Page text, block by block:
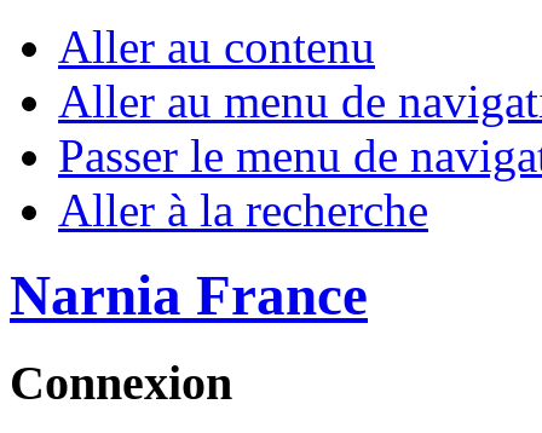
Aller au contenu
Aller au menu de
Passer le menu de
Aller à la recherche
Narnia France
Connexion